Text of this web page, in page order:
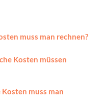
muss man rechnen?
Kosten müssen
muss man